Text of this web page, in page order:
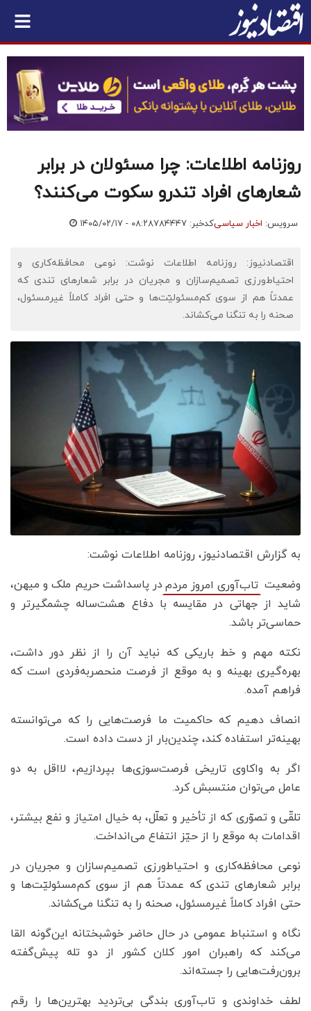
روزنامه اطلاعات: چرا مسئولان در برابر
شعارهای افراد تندرو سکوت می‌کنند؟
سرویس: اخبار سیاسیکدخبر: ۷۸۴۴۴۷ ۱۴۰۵/۰۲/۱۷ - ۰۸:۲۸
اقتصادنیوز: روزنامه اطلاعات نوشت: نوعی محافظه‌کاری و
احتیاط‌ورزی تصمیم‌سازان و مجریان در برابر شعارهای تندی که
عمدتاً هم از سوی کم‌مسئولیّت‌ها و حتی افراد کاملاً غیرمسئول،
صحنه را به تنگنا می‌کشاند.
به گزارش اقتصادنیوز، روزنامه اطلاعات نوشت:
وضعیت تاب‌آوری امروز مردمدر پاسداشت حریم ملک و میهن،
شاید از جهاتی در مقایسه با دفاع هشت‌ساله چشمگیرتر و
حماسی‌تر باشد.
نکته‌ مهم و خط باریکی که نباید آن را از نظر دور داشت،
بهره‌گیری بهینه و به موقع از فرصت منحصربه‌فردی است که
فراهم آمده.
انصاف دهیم که حاکمیت ما فرصت‌هایی را که می‌توانسته
بهینه‌تر استفاده کند، چندین‌بار از دست داده است.
اگر به واکاوی تاریخی فرصت‌سوزی‌ها بپردازیم، لااقل به دو
عامل می‌توان منتسبش کرد.
تلقّی و تصوّری که از تأخیر و تعلّل، به خیال امتیاز و نفع بیشتر،
اقدامات به موقع را از حیّز انتفاع می‌انداخت.
نوعی محافظه‌کاری و احتیاط‌ورزی تصمیم‌سازان و مجریان در
برابر شعارهای تندی که عمدتاً هم از سوی کم‌مسئولیّت‌ها و
حتی افراد کاملاً غیرمسئول، صحنه را به تنگنا می‌کشاند.
نگاه و استنباط عمومی در حال حاضر خوشبختانه این‌گونه القا
می‌کند که راهبران امور کلان کشور از دو تله‌ پیش‌گفته
برون‌رفت‌هایی را جسته‌اند.
لطف خداوندی و تاب‌آوری بندگی بی‌تردید بهترین‌ها را رقم